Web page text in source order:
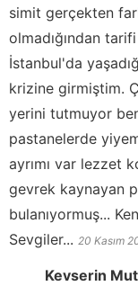
simit gerçekten
olmadığından
İstanbul'da
krizine girmiştim.
yerini tutmuyor
pastanelerde
ayrımı var lezzet
gevrek kaynayan
bulanıyormuş...
Sevgiler... 20 Kasım
Kevserin